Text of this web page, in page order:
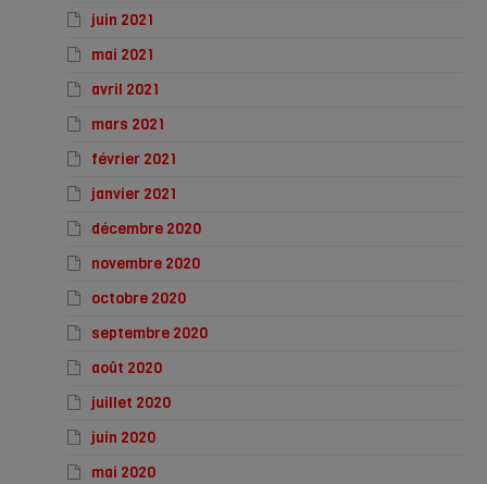
juin 2021
mai 2021
avril 2021
mars 2021
février 2021
janvier 2021
décembre 2020
novembre 2020
octobre 2020
septembre 2020
août 2020
juillet 2020
juin 2020
mai 2020